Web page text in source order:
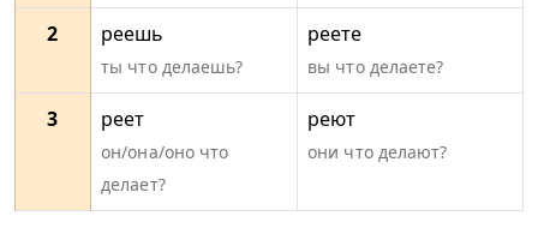
2 реешь
ты что делаешь?
реете
вы что делаете?
3 реет
он/она/оно что
делает?
реют
они что делают?